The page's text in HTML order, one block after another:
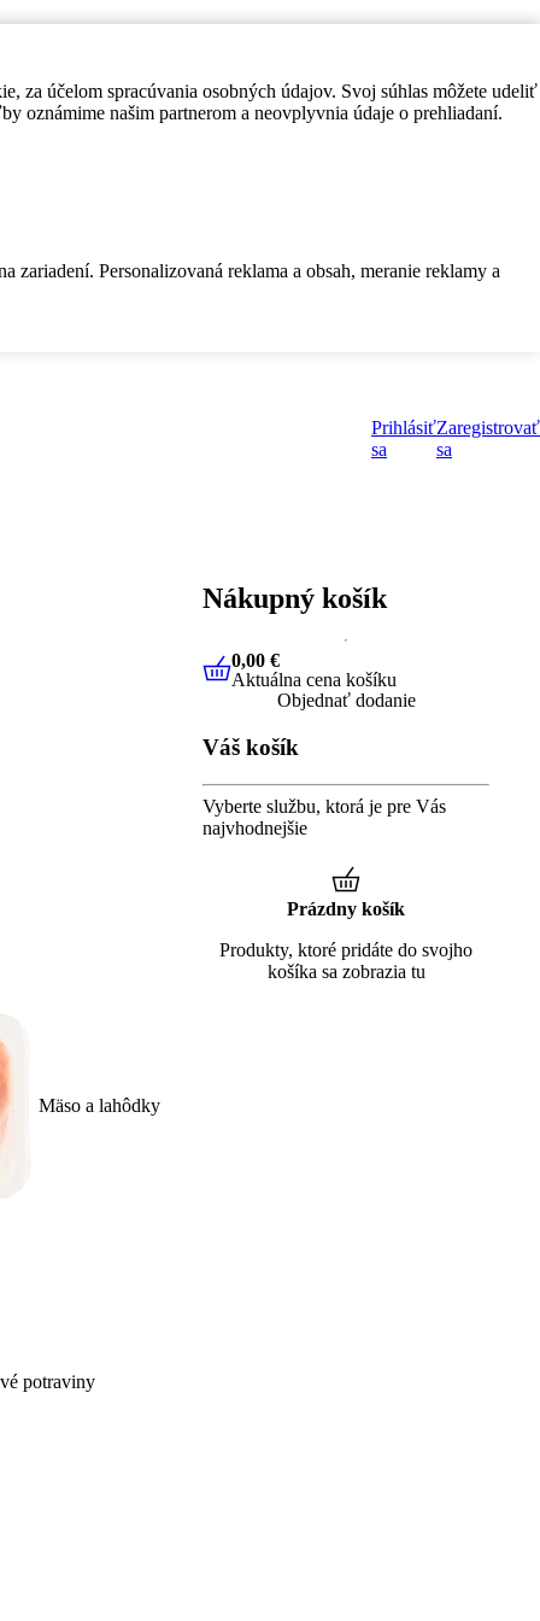
za účelom spracúvania osobných údajov. Svoj súhlas môžete udeliť
oznámime našim partnerom a neovplyvnia údaje o prehliadaní.
Personalizovaná reklama a obsah, meranie reklamy a
Prihlásiť
sa
Zaregistrovať
sa
Mäso a lahôdky
potraviny
Nákupný košík
0,00 €Aktuálna cena košíku
0,00 €
Aktuálna cena košíku
Objednať dodanie
Váš košík
Vyberte službu, ktorá je pre Vás
najvhodnejšie
Prázdny košík
Produkty, ktoré pridáte do svojho
košíka sa zobrazia tu